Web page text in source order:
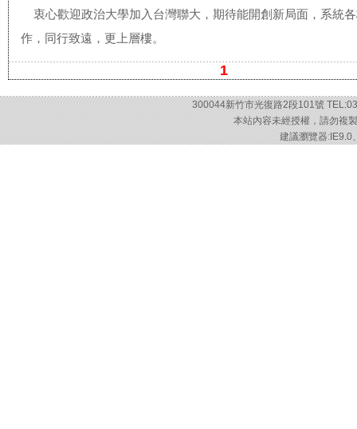
衷心歡迎政治大學加入台灣聯大，期待能開創新局面，系統
作，同行致遠，更上層樓。
1
300044新竹市光復路2段101號
本站內容未經授權，請勿複
建議瀏覽器:IE9.0